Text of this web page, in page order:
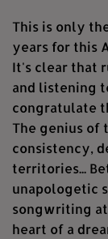
This is only
years for this
It's clear that
and listening
congratulate
The genius of
consistency,
territories...
unapologetic
songwriting
heart of a